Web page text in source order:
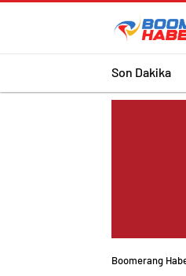
Son Dakika
Boomerang